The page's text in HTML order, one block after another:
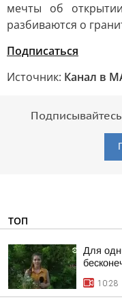
мечты об
разбиваются о
Подписаться
Источник: Канал в
ТОП
Для
10:28